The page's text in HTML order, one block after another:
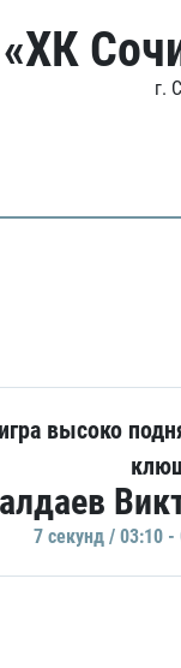
«ХК
г.
высоко
7 секунд / 03:10 -